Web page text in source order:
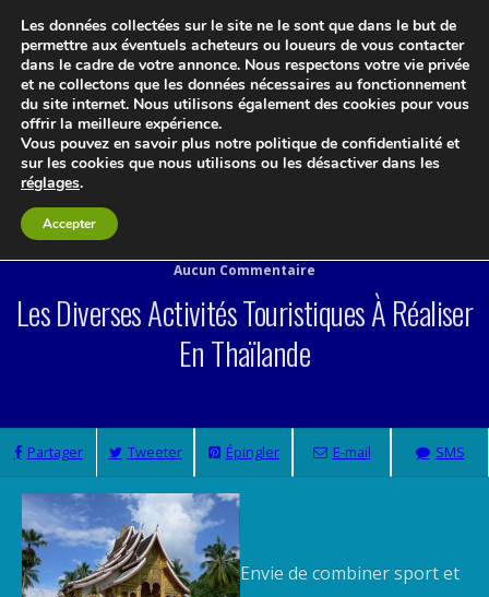
Aucun Commentaire
Les Diverses Activités Touristiques À Réaliser
En Thaïlande
Partager Tweeter Épingler E-mail SMS
Envie de combiner sport et
Les données collectées sur le site ne le sont que dans le but de
permettre aux éventuels acheteurs ou loueurs de vous contacter
dans le cadre de votre annonce. Nous respectons votre vie privée
et ne collectons que les données nécessaires au fonctionnement
du site internet. Nous utilisons également des cookies pour vous
offrir la meilleure expérience.
Vous pouvez en savoir plus notre politique de confidentialité et
sur les cookies que nous utilisons ou les désactiver dans les
réglages.
Accepter